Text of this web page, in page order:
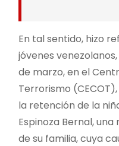
En tal sentido, hizo
jóvenes
de marzo, en el
Terrorismo
la retención de la
Espinoza Bernal,
de su familia, cuya